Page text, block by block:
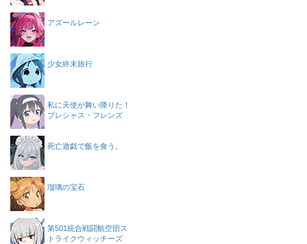
アズールレーン
少女終末旅行
私に天使が舞い降りた！
プレシャス・フレンズ
死亡遊戯で飯を食う。
瑠璃の宝石
第501統合戦闘航空団ス
トライクウィッチーズ